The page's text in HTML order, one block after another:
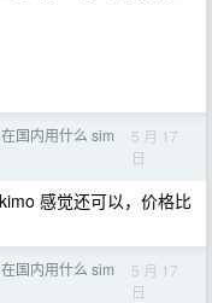
国内用什么 sim
5 月 17
日
感觉还可以，价格比
国内用什么 sim
5 月 17
日